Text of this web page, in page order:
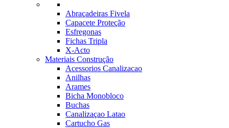
Abraçadeiras Fivela
Capacete Proteção
Esfregonas
Fichas Tripla
X-Acto
Materiais Construção
Acessorios Canalizacao
Anilhas
Arames
Bicha Monobloco
Buchas
Canalizaçao Latao
Cartucho Gas